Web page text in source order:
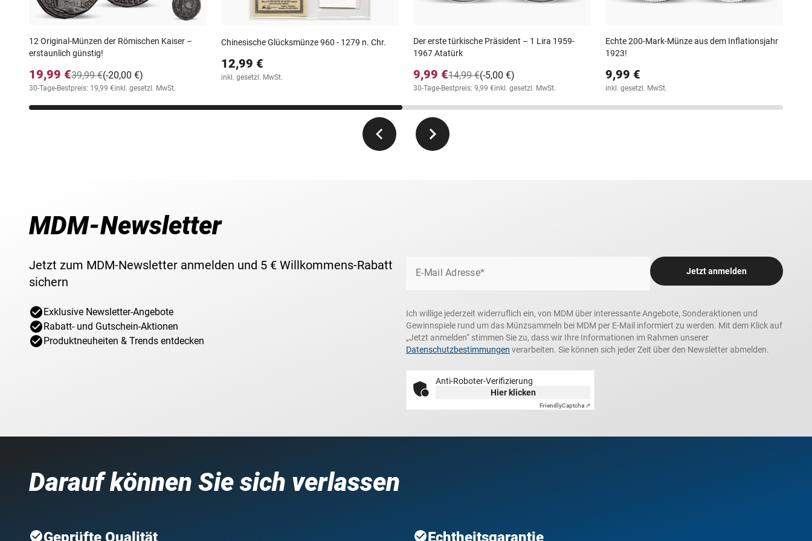
Die erste 2-Filler-Münze Ungarns
Nennwert: 2 Filler
Prägejahre: 1892 - 1915
Metall: Kupfer
12 Original-Münzen der Römischen Kaiser –
erstaunlich günstig!
19,99 € (-20,00 €)
39,99 €
30-Tage-Bestpreis: 19,99 €inkl. gesetzl. MwSt.
Chinesische Glücksmünze 960 - 1279 n. Chr.
12,99 €
inkl. gesetzl. MwSt.
Der erste türkische Präsident – 1 Lira 1959-
1967 Atatürk
9,99 € (-5,00 €)
14,99 €
30-Tage-Bestpreis: 9,99 €inkl. gesetzl. MwSt.
Echte 200-Mark-Münze aus dem Inflationsjahr
1923!
9,99 €
inkl. gesetzl. MwSt.
MDM-Newsletter
Jetzt zum MDM-Newsletter anmelden und 5 € Willkommens-Rabatt
sichern
Exklusive Newsletter-Angebote
Rabatt- und Gutschein-Aktionen
Produktneuheiten & Trends entdecken
E-Mail Adresse* Jetzt anmelden
Ich willige jederzeit widerruflich ein, von MDM über interessante Angebote, Sonderaktionen und
Gewinnspiele rund um das Münzsammeln bei MDM per E-Mail informiert zu werden. Mit dem Klick auf
„Jetzt anmelden“ stimmen Sie zu, dass wir Ihre Informationen im Rahmen unserer
Datenschutzbestimmungen verarbeiten. Sie können sich jeder Zeit über den Newsletter abmelden.
Anti-Roboter-Verifizierung
Hier klicken
FriendlyCaptcha ⇗
Darauf können Sie sich verlassen
Geprüfte Qualität Echtheitsgarantie